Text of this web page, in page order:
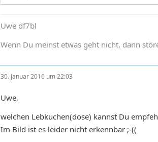
Uwe df7bl
Wenn Du meinst etwas geht nicht, dann
30. Januar 2016 um 22:03
Uwe,
welchen Lebkuchen(dose) kannst Du
Im Bild ist es leider nicht erkennbar ;-((